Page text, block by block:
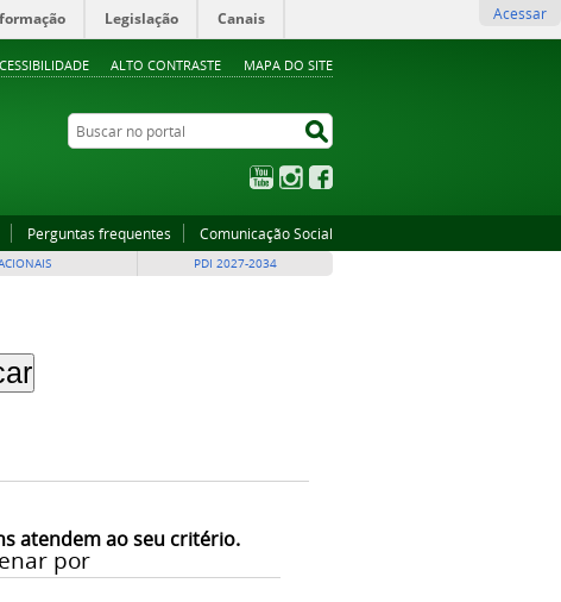
ALTO CONTRASTE MAPA DO SITE
Legislação Canais Acessar
Buscar no portal
YouTubeInstagram
Perguntas frequentes Comunicação Social
PDI 2027-2034
atendem ao seu critério.
por